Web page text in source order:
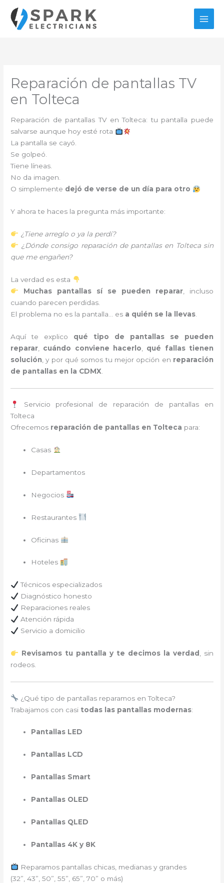
contenido
Reparación de pantallas TV
en Tolteca
Reparación de pantallas TV en Tolteca: tu pantalla puede
salvarse aunque hoy esté rota
La pantalla se cayó.
Se golpeó.
Tiene líneas.
No da imagen.
O simplemente dejó de verse de un día para otro
Y ahora te haces la pregunta más importante:
¿Tiene arreglo o ya la perdí?
¿Dónde consigo reparación de pantallas en Tolteca sin
que me engañen?
La verdad es esta
Muchas pantallas sí se pueden reparar, incluso
cuando parecen perdidas.
El problema no es la pantalla… es a quién se la llevas
Aquí te explico qué tipo de pantallas se pueden
reparar
cuándo conviene hacerlo
qué fallas tienen
solución , y por qué somos tu mejor opción en reparación
de pantallas en la CDMX
Servicio profesional de reparación de pantallas en
Tolteca
Ofrecemos reparación de pantallas en Tolteca para:
Casas
Departamentos
Negocios
Restaurantes
Oficinas
Hoteles
Técnicos especializados
Diagnóstico honesto
Reparaciones reales
Atención rápida
Servicio a domicilio
Revisamos tu pantalla y te decimos la verdad
, sin
rodeos.
¿Qué tipo de pantallas reparamos en Tolteca?
Trabajamos con casi todas las pantallas modernas:
Pantallas LED
Pantallas LCD
Pantallas Smart
Pantallas OLED
Pantallas QLED
Pantallas 4K y 8K
Reparamos pantallas chicas, medianas y grandes
(32”, 43”, 50”, 55”, 65”, 70” o más)